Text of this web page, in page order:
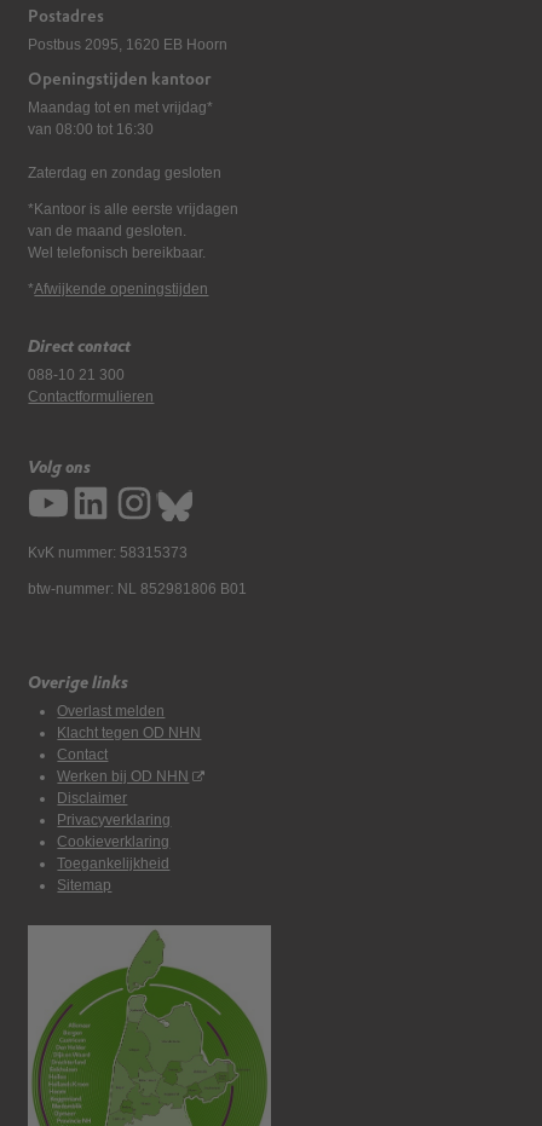
Postadres
Postbus 2095, 1620 EB Hoorn
Openingstijden kantoor
Maandag tot en met vrijdag*
van 08:00 tot 16:30
Zaterdag en zondag gesloten
*Kantoor is alle eerste vrijdagen
van de maand gesloten.
Wel telefonisch bereikbaar.
*Afwijkende openingstijden
Direct contact
088-10 21 300
Contactformulieren
Volg ons
KvK nummer: 58315373
btw-nummer: NL 852981806 B01
Overige links
Overlast melden
Klacht tegen OD NHN
Contact
Werken bij OD NHN
Disclaimer
Privacyverklaring
Cookieverklaring
Toegankelijkheid
Sitemap